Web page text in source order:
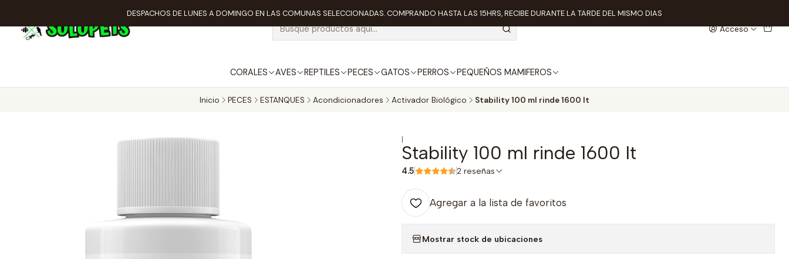
Acceso
CORALES AVES REPTILES PECES GATOS PERROS PEQUEÑOS MAMIFEROS
DESPACHOS DE LUNES A DOMINGO EN LAS COMUNAS SELECCIONADAS. COMPRANDO HASTA LAS 15HRS, RECIBE DURANTE LA TARDE DEL MISMO DIAS
Inicio PECES ESTANQUES Acondicionadores Activador Biológico Stability 100 ml rinde 1600 lt
|
Stability 100 ml rinde 1600 lt
4.5 2 reseñas
Agregar a la lista de favoritos
Mostrar stock de ubicaciones